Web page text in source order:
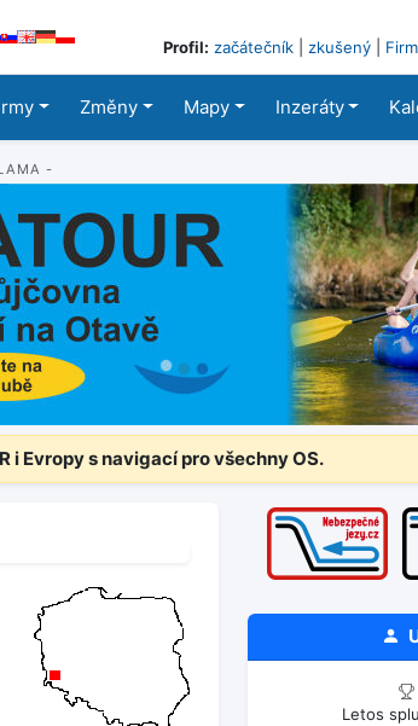
Profil: začátečník zkušený
Změny Mapy Inzeráty
-
i Evropy s navigací pro všechny OS.
Letos